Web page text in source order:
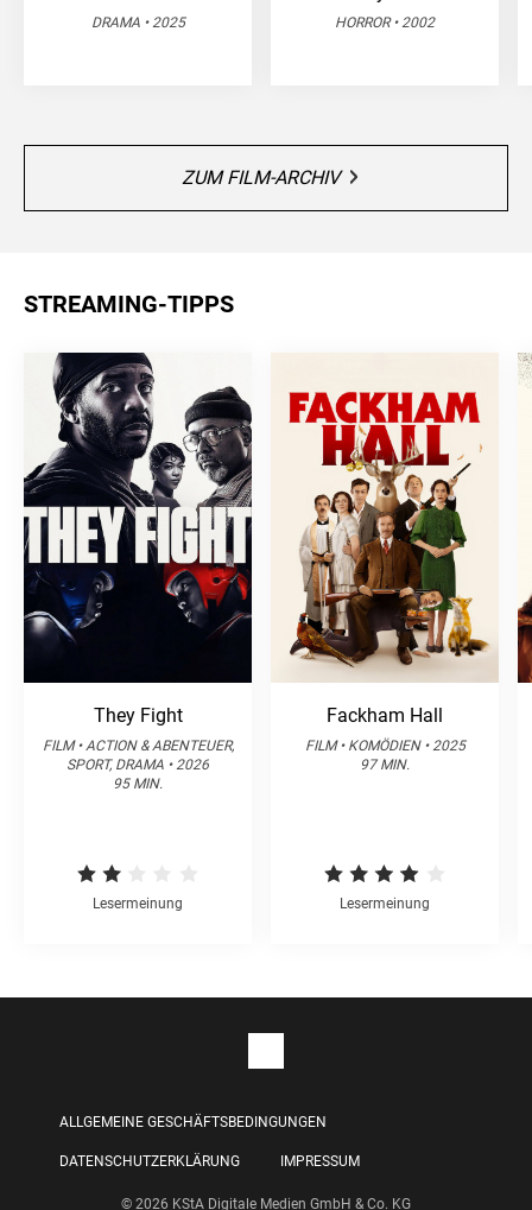
DRAMA • 2025 HORROR • 2002
ZUM FILM-ARCHIV
STREAMING-TIPPS
They Fight
FILM • ACTION & ABENTEUER,
SPORT, DRAMA • 2026
95 MIN.
Lesermeinung
Fackham Hall
FILM • KOMÖDIEN • 2025
97 MIN.
Lesermeinung
ALLGEMEINE GESCHÄFTSBEDINGUNGEN
DATENSCHUTZERKLÄRUNG IMPRESSUM
© 2026 KStA Digitale Medien GmbH & Co. KG